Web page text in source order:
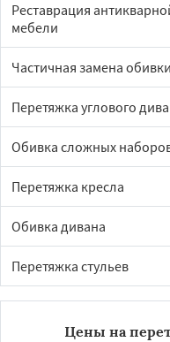
Реставрация
мебели
Частичная замена обивки
Перетяжка углового
Обивка сложных
Перетяжка кресла
Обивка дивана
Перетяжка стульев
Цены на